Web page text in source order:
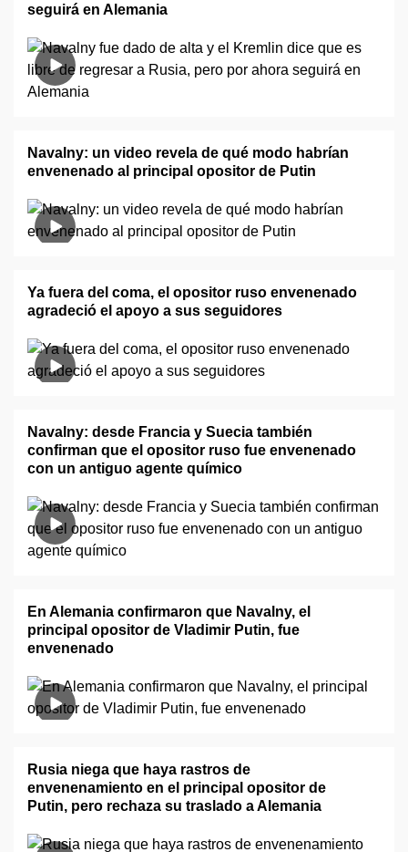
seguirá en Alemania
Navalny: un video revela de qué modo habrían
envenenado al principal opositor de Putin
Ya fuera del coma, el opositor ruso envenenado
agradeció el apoyo a sus seguidores
Navalny: desde Francia y Suecia también
confirman que el opositor ruso fue envenenado
con un antiguo agente químico
En Alemania confirmaron que Navalny, el
principal opositor de Vladimir Putin, fue
envenenado
Rusia niega que haya rastros de
envenenamiento en el principal opositor de
Putin, pero rechaza su traslado a Alemania